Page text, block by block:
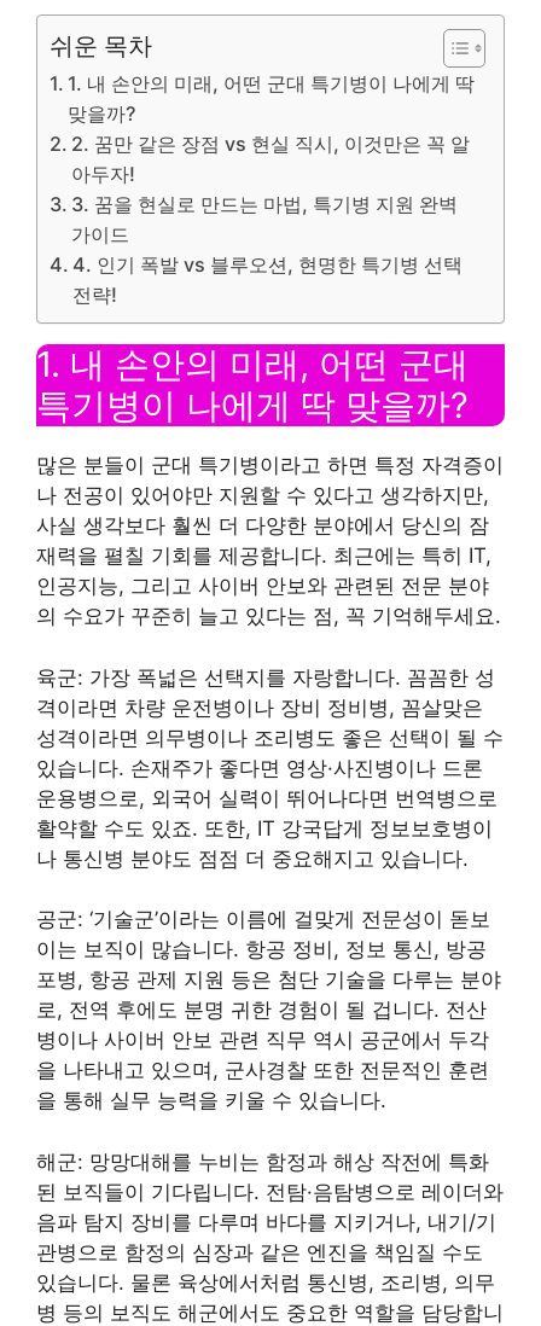
쉬운 목차
1. 내 손안의 미래, 어떤 군대 특기병이 나에게 딱
맞을까?
2. 꿈만 같은 장점 vs 현실 직시, 이것만은 꼭 알
아두자!
3. 꿈을 현실로 만드는 마법, 특기병 지원 완벽
가이드
4. 인기 폭발 vs 블루오션, 현명한 특기병 선택
전략!
1. 내 손안의 미래, 어떤 군대
특기병이 나에게 딱 맞을까?
많은 분들이 군대 특기병이라고 하면 특정 자격증이
나 전공이 있어야만 지원할 수 있다고 생각하지만,
사실 생각보다 훨씬 더 다양한 분야에서 당신의 잠
재력을 펼칠 기회를 제공합니다. 최근에는 특히 IT,
인공지능, 그리고 사이버 안보와 관련된 전문 분야
의 수요가 꾸준히 늘고 있다는 점, 꼭 기억해두세요.
육군: 가장 폭넓은 선택지를 자랑합니다. 꼼꼼한 성
격이라면 차량 운전병이나 장비 정비병, 꼼살맞은
성격이라면 의무병이나 조리병도 좋은 선택이 될 수
있습니다. 손재주가 좋다면 영상·사진병이나 드론
운용병으로, 외국어 실력이 뛰어나다면 번역병으로
활약할 수도 있죠. 또한, IT 강국답게 정보보호병이
나 통신병 분야도 점점 더 중요해지고 있습니다.
공군: ‘기술군’이라는 이름에 걸맞게 전문성이 돋보
이는 보직이 많습니다. 항공 정비, 정보 통신, 방공
포병, 항공 관제 지원 등은 첨단 기술을 다루는 분야
로, 전역 후에도 분명 귀한 경험이 될 겁니다. 전산
병이나 사이버 안보 관련 직무 역시 공군에서 두각
을 나타내고 있으며, 군사경찰 또한 전문적인 훈련
을 통해 실무 능력을 키울 수 있습니다.
해군: 망망대해를 누비는 함정과 해상 작전에 특화
된 보직들이 기다립니다. 전탐·음탐병으로 레이더와
음파 탐지 장비를 다루며 바다를 지키거나, 내기/기
관병으로 함정의 심장과 같은 엔진을 책임질 수도
있습니다. 물론 육상에서처럼 통신병, 조리병, 의무
병 등의 보직도 해군에서도 중요한 역할을 담당합니